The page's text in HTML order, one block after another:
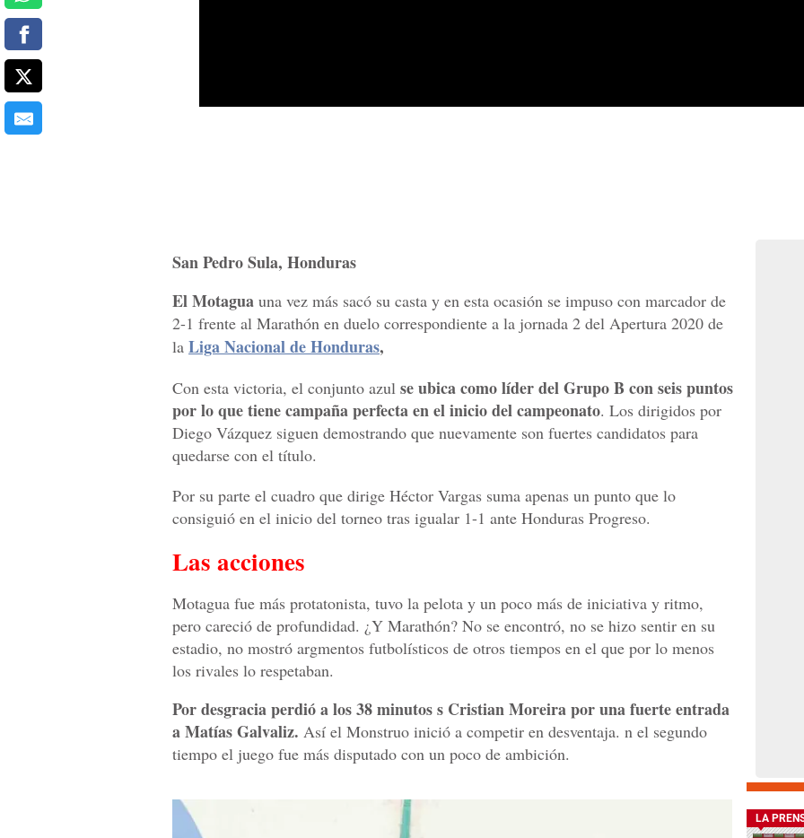
San Pedro Sula, Honduras
El Motagua una vez más sacó su casta y en esta ocasión se impuso con marcador de
2-1 frente al Marathón en duelo correspondiente a la jornada 2 del Apertura 2020 de
la Liga Nacional de Honduras,
Con esta victoria, el conjunto azul se ubica como líder del Grupo B con seis puntos
por lo que tiene campaña perfecta en el inicio del campeonato. Los dirigidos por
Diego Vázquez siguen demostrando que nuevamente son fuertes candidatos para
quedarse con el título.
Por su parte el cuadro que dirige Héctor Vargas suma apenas un punto que lo
consiguió en el inicio del torneo tras igualar 1-1 ante Honduras Progreso.
Las acciones
Motagua fue más protatonista, tuvo la pelota y un poco más de iniciativa y ritmo,
pero careció de profundidad. ¿Y Marathón? No se encontró, no se hizo sentir en su
estadio, no mostró argmentos futbolísticos de otros tiempos en el que por lo menos
los rivales lo respetaban.
Por desgracia perdió a los 38 minutos s Cristian Moreira por una fuerte entrada
a Matías Galvaliz. Así el Monstruo inició a competir en desventaja. n el segundo
tiempo el juego fue más disputado con un poco de ambición.
LA